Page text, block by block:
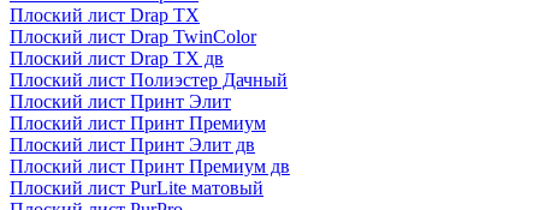
Плоский лист Drap TX
Плоский лист Drap TwinColor
Плоский лист Drap ТХ дв
Плоский лист Полиэстер Дачный
Плоский лист Принт Элит
Плоский лист Принт Премиум
Плоский лист Принт Элит дв
Плоский лист Принт Премиум дв
Плоский лист PurLite матовый